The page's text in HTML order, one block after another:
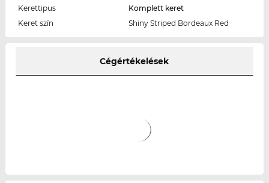
Kerettipus
Komplett keret
Keret szín
Shiny Striped Bordeaux Red
Cégértékelések